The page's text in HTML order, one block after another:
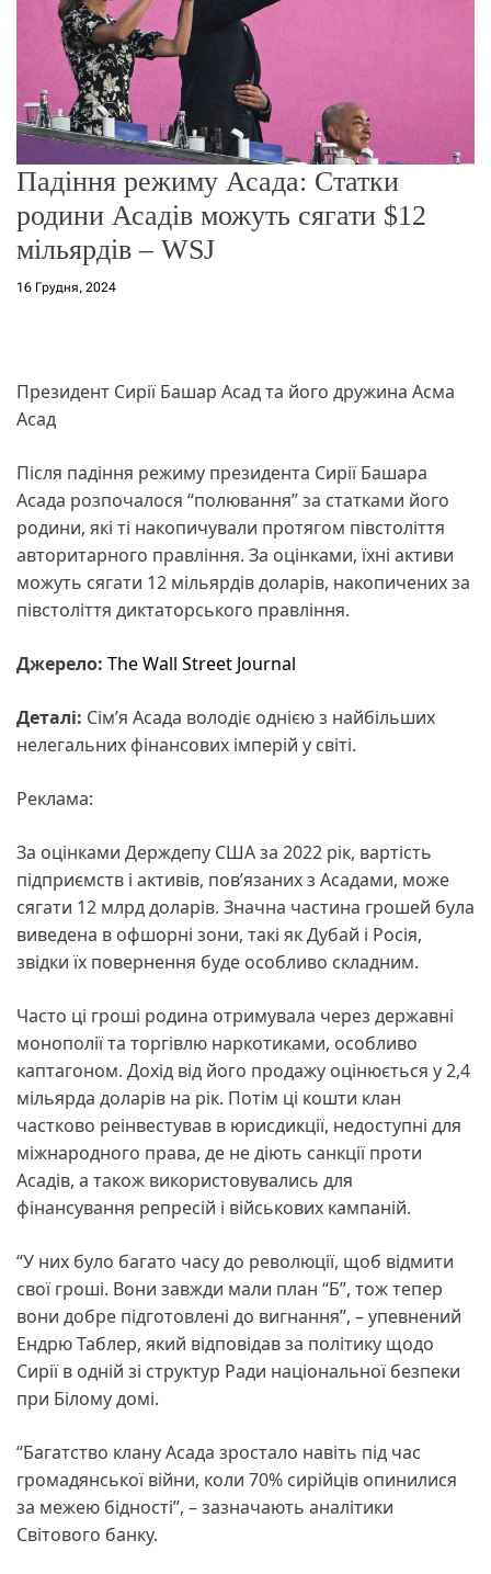
Падіння режиму Асада: Статки
родини Асадів можуть сягати $12
мільярдів – WSJ
16 Грудня, 2024
Президент Сирії Башар Асад та його дружина Асма
Асад
Після падіння режиму президента Сирії Башара
Асада розпочалося “полювання” за статками його
родини, які ті накопичували протягом півстоліття
авторитарного правління. За оцінками, їхні активи
можуть сягати 12 мільярдів доларів, накопичених за
півстоліття диктаторського правління.
Джерело: The Wall Street Journal
Деталі: Сім’я Асада володіє однією з найбільших
нелегальних фінансових імперій у світі.
Реклама:
За оцінками Держдепу США за 2022 рік, вартість
підприємств і активів, пов’язаних з Асадами, може
сягати 12 млрд доларів. Значна частина грошей була
виведена в офшорні зони, такі як Дубай і Росія,
звідки їх повернення буде особливо складним.
Часто ці гроші родина отримувала через державні
монополії та торгівлю наркотиками, особливо
каптагоном. Дохід від його продажу оцінюється у 2,4
мільярда доларів на рік. Потім ці кошти клан
частково реінвестував в юрисдикції, недоступні для
міжнародного права, де не діють санкції проти
Асадів, а також використовувались для
фінансування репресій і військових кампаній.
“У них було багато часу до революції, щоб відмити
свої гроші. Вони завжди мали план “Б”, тож тепер
вони добре підготовлені до вигнання”, – упевнений
Ендрю Таблер, який відповідав за політику щодо
Сирії в одній зі структур Ради національної безпеки
при Білому домі.
“Багатство клану Асада зростало навіть під час
громадянської війни, коли 70% сирійців опинилися
за межею бідності”, – зазначають аналітики
Світового банку.